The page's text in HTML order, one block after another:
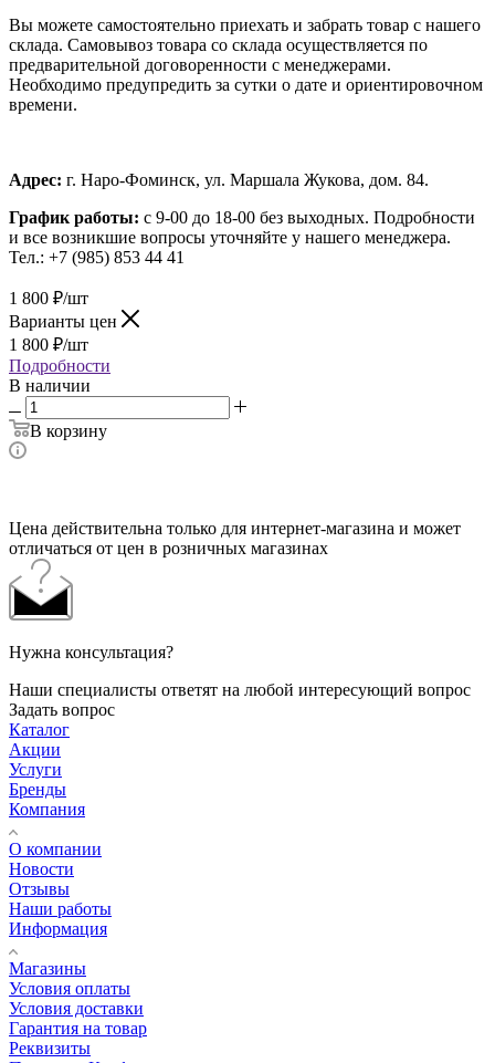
Вы можете самостоятельно приехать и забрать товар с нашего
склада. Самовывоз товара со склада осуществляется по
предварительной договоренности с менеджерами.
Необходимо предупредить за сутки о дате и ориентировочном
времени.
Адрес: г. Наро-Фоминск, ул. Маршала Жукова, дом. 84.
График работы: с 9-00 до 18-00 без выходных. Подробности
и все возникшие вопросы уточняйте у нашего менеджера.
Тел.: +7 (985) 853 44 41
1 800 ₽/шт
Варианты цен
1 800 ₽/шт
Подробности
В наличии
В корзину
Цена действительна только для интернет-магазина и может
отличаться от цен в розничных магазинах
Нужна консультация?
Наши специалисты ответят на любой интересующий вопрос
Задать вопрос
Каталог
Акции
Услуги
Бренды
Компания
О компании
Новости
Отзывы
Наши работы
Информация
Магазины
Условия оплаты
Условия доставки
Гарантия на товар
Реквизиты